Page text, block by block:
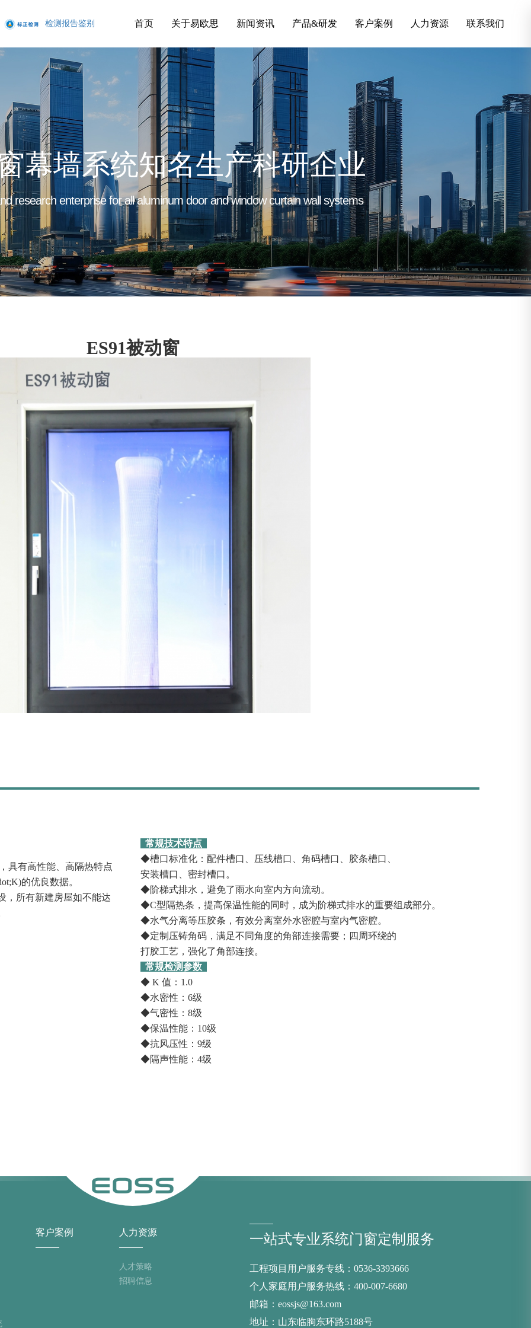
检测报告鉴别 首页 关于易欧思 新闻资讯 产品&研发 客户案例 人力资源 联系我们
幕墙系统知名生产科研企业
research enterprise for all aluminum door and window curtain wall systems
ES91被动窗
常规技术特点
具有高性能、高隔热特点
的优良数据。
，所有新建房屋如不能达
◆槽口标准化：配件槽口、压线槽口、角码槽口、胶条槽口、
安装槽口、密封槽口。
◆阶梯式排水，避免了雨水向室内方向流动。
◆C型隔热条，提高保温性能的同时，成为阶梯式排水的重要组成部分。
◆水气分离等压胶条，有效分离室外水密腔与室内气密腔。
◆定制压铸角码，满足不同角度的角部连接需要；四周环绕的
打胶工艺，强化了角部连接。
常规检测参数
◆ K 值：1.0
◆水密性：6级
◆气密性：8级
◆保温性能：10级
◆抗风压性：9级
◆隔声性能：4级
客户案例 人力资源
人才策略
招聘信息
一站式专业系统门窗定制服务
工程项目用户服务专线：0536-3393666
个人家庭用户服务热线：400-007-6680
邮箱：eossjs@163.com
地址：山东临朐东环路5188号